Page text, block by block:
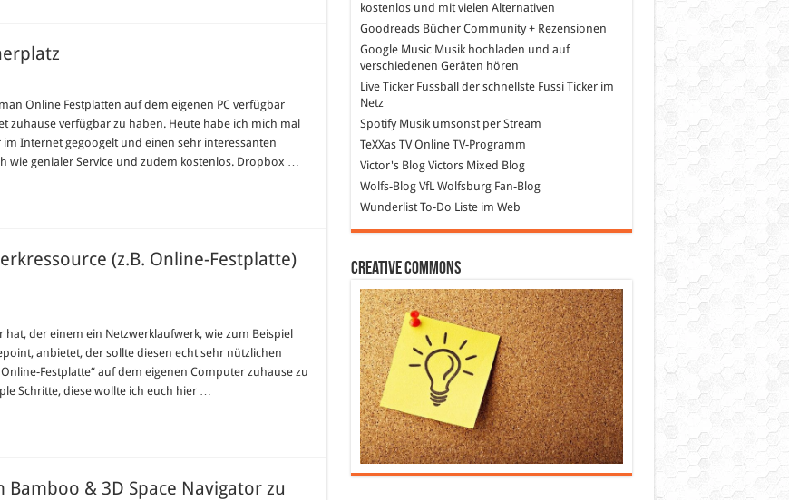
Online Festplatten auf dem eigenen PC verfügbar
zuhause verfügbar zu haben. Heute habe ich mich mal
Internet gegoogelt und einen sehr interessanten
wie genialer Service und zudem kostenlos. Dropbox …
(z.B. Online-Festplatte)
der einem ein Netzwerklaufwerk, wie zum Beispiel
anbietet, der sollte diesen echt sehr nützlichen
Festplatte“ auf dem eigenen Computer zuhause zu
Schritte, diese wollte ich euch hier …
& 3D Space Navigator zu
kostenlos und mit vielen Alternativen
GoodreadsBücher Community + Rezensionen
Google MusicMusik hochladen und auf
verschiedenen Geräten hören
Live Ticker Fussball
der schnellste Fussi Ticker im
Netz
SpotifyMusik umsonst per Stream
TeXXas TVOnline TV-Programm
Victor's BlogVictors Mixed Blog
Wolfs-BlogVfL Wolfsburg Fan-Blog
WunderlistTo-Do Liste im Web
Creative Commons